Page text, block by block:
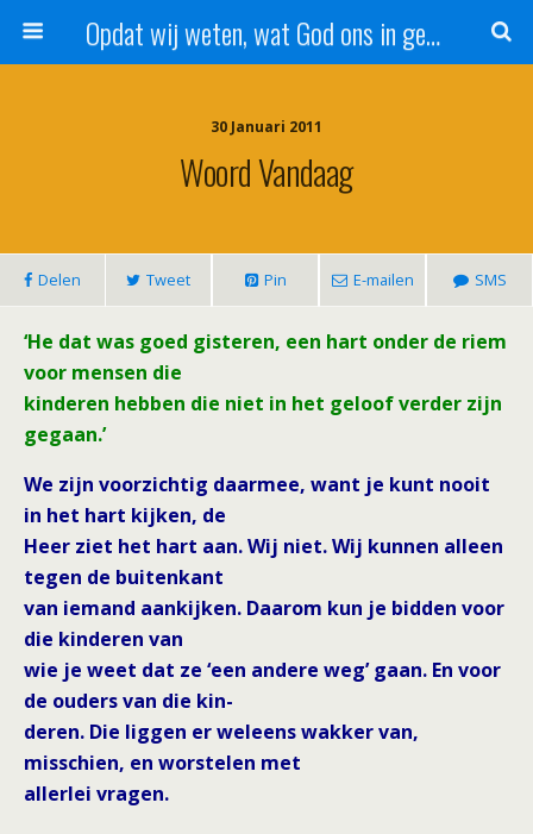
Opdat wij weten, wat God ons in genade schenkt!
30 Januari 2011
Woord Vandaag
Delen Tweet Pin E-mailen SMS
‘He dat was goed gisteren, een hart onder de riem
voor mensen die
kinderen hebben die niet in het geloof verder zijn
gegaan.’
We zijn voorzichtig daarmee, want je kunt nooit
in het hart kijken, de
Heer ziet het hart aan. Wij niet. Wij kunnen alleen
tegen de buitenkant
van iemand aankijken. Daarom kun je bidden voor
die kinderen van
wie je weet dat ze ‘een andere weg’ gaan. En voor
de ouders van die kin-
deren. Die liggen er weleens wakker van,
misschien, en worstelen met
allerlei vragen.